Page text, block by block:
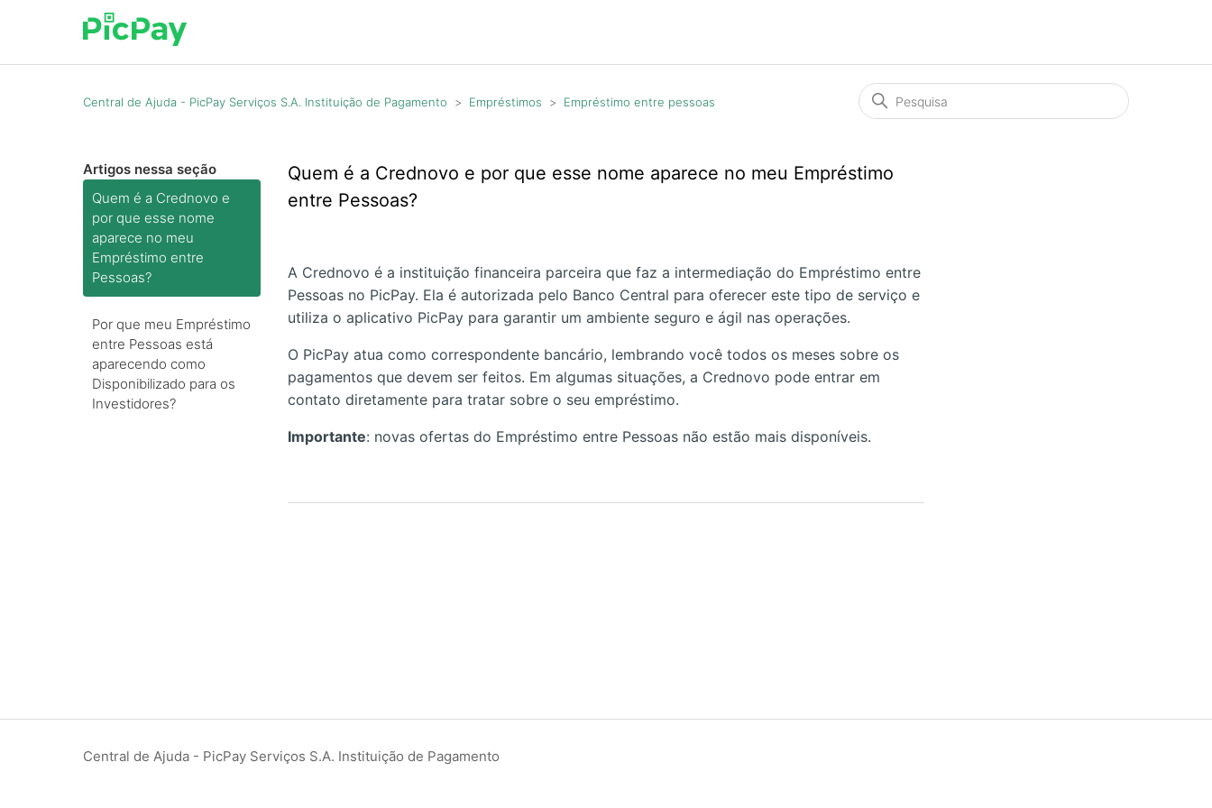
Central de Ajuda - PicPay Serviços S.A. Instituição de Pagamento Empréstimos Empréstimo entre pessoas
Artigos nessa seção
Quem é a Crednovo e
por que esse nome
aparece no meu
Empréstimo entre
Pessoas?
Por que meu Empréstimo
entre Pessoas está
aparecendo como
Disponibilizado para os
Investidores?
Quem é a Crednovo e por que esse nome aparece no meu Empréstimo
entre Pessoas?
A Crednovo é a instituição financeira parceira que faz a intermediação do Empréstimo entre
Pessoas no PicPay. Ela é autorizada pelo Banco Central para oferecer este tipo de serviço e
utiliza o aplicativo PicPay para garantir um ambiente seguro e ágil nas operações.
O PicPay atua como correspondente bancário, lembrando você todos os meses sobre os
pagamentos que devem ser feitos. Em algumas situações, a Crednovo pode entrar em
contato diretamente para tratar sobre o seu empréstimo.
Importante: novas ofertas do Empréstimo entre Pessoas não estão mais disponíveis.
Central de Ajuda - PicPay Serviços S.A. Instituição de Pagamento